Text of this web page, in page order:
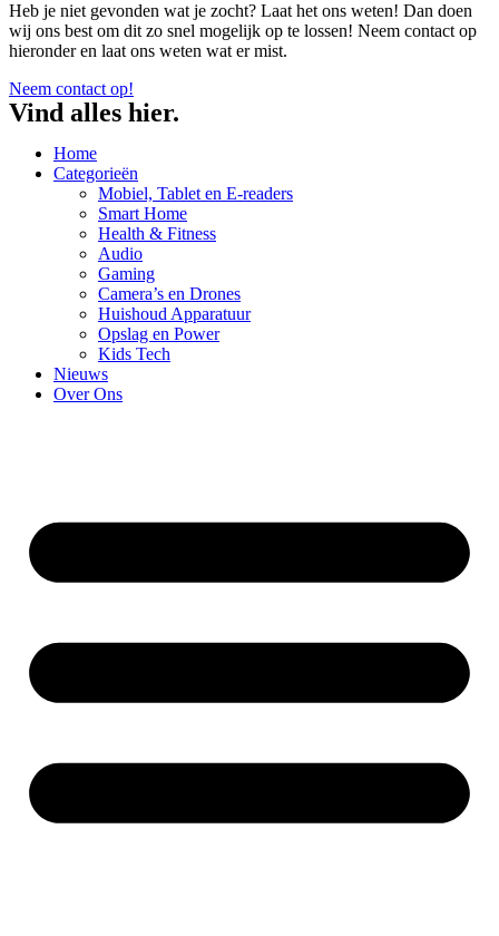
Heb je niet gevonden wat je zocht? Laat het ons weten! Dan doen
wij ons best om dit zo snel mogelijk op te lossen! Neem contact op
hieronder en laat ons weten wat er mist.
Neem contact op!
Vind alles hier.
Home
Categorieën
Mobiel, Tablet en E-readers
Smart Home
Health & Fitness
Audio
Gaming
Camera’s en Drones
Huishoud Apparatuur
Opslag en Power
Kids Tech
Nieuws
Over Ons